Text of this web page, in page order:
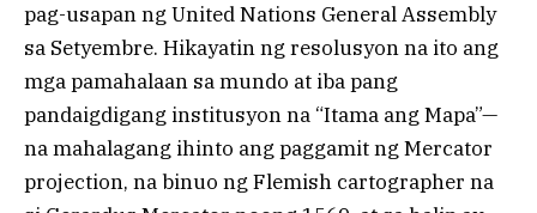
pag-usapan ng United Nations General Assembly
sa Setyembre. Hikayatin ng resolusyon na ito ang
mga pamahalaan sa mundo at iba pang
pandaigdigang institusyon na “Itama ang Mapa”—
na mahalagang ihinto ang paggamit ng Mercator
projection, na binuo ng Flemish cartographer na